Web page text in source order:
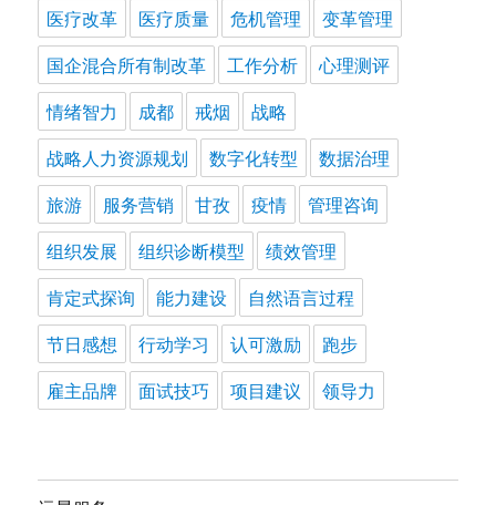
医疗改革
医疗质量 危机管理
变革管理
国企混合所有制改革
工作分析
心理测评
情绪智力
成都 戒烟
战略
战略人力资源规划
数字化转型
数据治理
旅游
服务营销 甘孜 疫情
管理咨询
组织发展
组织诊断模型
绩效管理
肯定式探询
能力建设
自然语言过程
节日感想
行动学习 认可激励
跑步
雇主品牌
面试技巧 项目建议 领导力